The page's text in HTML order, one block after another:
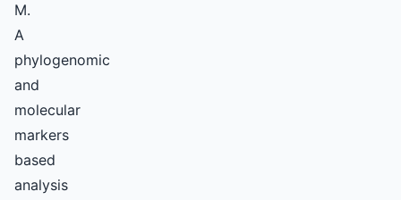
M.
A
phylogenomic
and
molecular
markers
based
analysis